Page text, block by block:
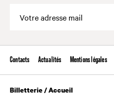
Contacts Actualités Mentions légales
Billetterie / Accueil